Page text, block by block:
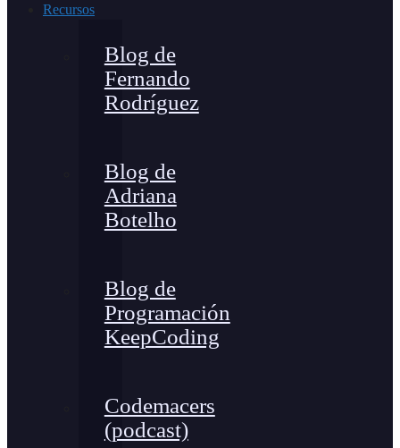
Recursos
Blog de
Fernando
Rodríguez
Blog de
Adriana
Botelho
Blog de
Programación
KeepCoding
Codemacers
(podcast)